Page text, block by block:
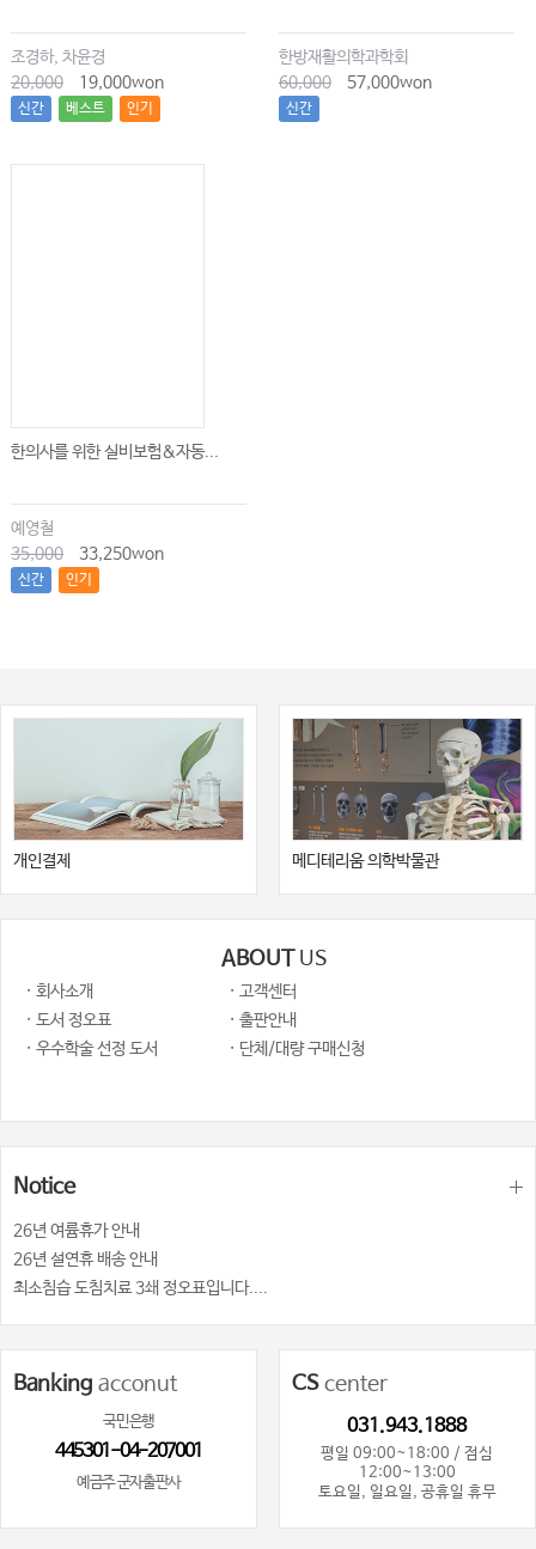
조경하, 차윤경
20,000
19,000won
신간 베스트 인기
한방재활의학과학회
60,000
57,000won
신간
한의사를 위한 실비보험&자동...
예영철
35,000
33,250won
신간 인기
개인결제 메디테리움 의학박물관
ABOUT US
· 회사소개
· 고객센터
· 도서 정오표
· 출판안내
· 우수학술 선정 도서
· 단체/대량 구매신청
Notice
26년 여륨휴가 안내
26년 설연휴 배송 안내
최소침습 도침치료 3쇄 정오표입니다....
Banking acconut
국민은행
445301-04-207001
예금주 군자출판사
CScenter
031.943.1888
평일 09:00~18:00 / 점심
12:00~13:00
토요일, 일요일, 공휴일 휴무